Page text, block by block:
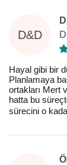
D&D
Hayal gibi bir
Planlamaya
ortakları Mert
hatta bu
sürecini o